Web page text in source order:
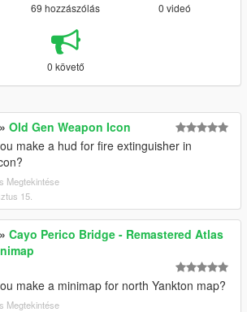
69 hozzászólás 0 videó
0 követő
» Old Gen Weapon Icon
make a hud for fire extinguisher in
Megtekintése
15.
» Cayo Perico Bridge - Remastered Atlas
make a minimap for north Yankton map?
Megtekintése